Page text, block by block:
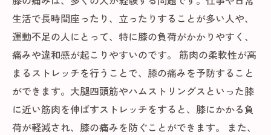
生活で長時間座ったり、立ったりすることが多い人や、
運動不足の人にとって、特に膝の負荷がかかりやすく、
痛みや違和感が起こりやすいのです。 筋肉の柔軟性が高
まるストレッチを行うことで、膝の痛みを予防すること
ができます。大腿四頭筋やハムストリングスといった膝
に近い筋肉を伸ばすストレッチをすると、膝にかかる負
荷が軽減され、膝の痛みを防ぐことができます。 また、